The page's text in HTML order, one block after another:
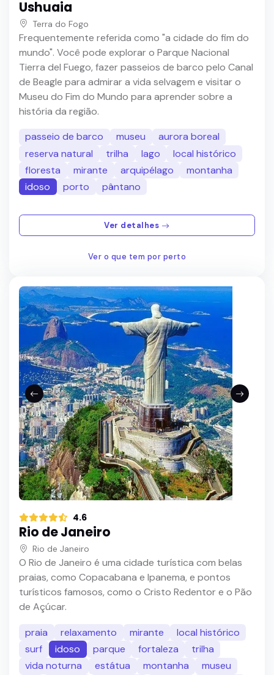
Ushuaia
Terra do Fogo
Frequentemente referida como "a cidade do fim do
mundo". Você pode explorar o Parque Nacional
Tierra del Fuego, fazer passeios de barco pelo Canal
de Beagle para admirar a vida selvagem e visitar o
Museu do Fim do Mundo para aprender sobre a
história da região.
passeio de barco
museu
aurora boreal
reserva natural
trilha lago
local histórico
floresta
mirante arquipélago
montanha
idoso
porto pântano
Ver detalhes
Ver o que tem por perto
4.6
Rio de Janeiro
Rio de Janeiro
O Rio de Janeiro é uma cidade turística com belas
praias, como Copacabana e Ipanema, e pontos
turísticos famosos, como o Cristo Redentor e o Pão
de Açúcar.
praia
relaxamento mirante
local histórico
surf
idoso parque fortaleza
trilha
vida noturna
estátua montanha
museu